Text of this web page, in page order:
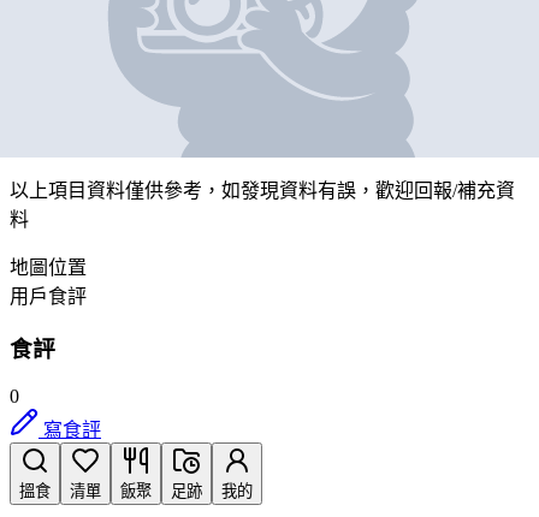
新界沙田石門安群街1號京瑞廣場二期1樓118A2號鋪
帶我去
以上項目資料僅供參考，如發現資料有誤，歡迎回報/補充資
料
地圖位置
用戶食評
食評
0
寫食評
搵食 清單 飯聚 足跡 我的